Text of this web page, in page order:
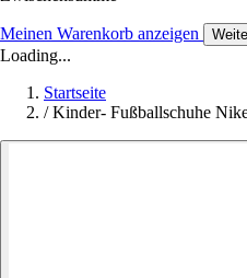
Meinen Warenkorb anzeigen
Loading...
Startseite
/ Kinder- Fußballschuhe